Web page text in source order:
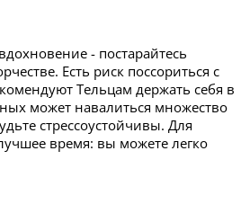
- постарайтесь
Есть риск поссориться с
Тельцам держать себя в
может навалиться множество
стрессоустойчивы. Для
время: вы можете легко